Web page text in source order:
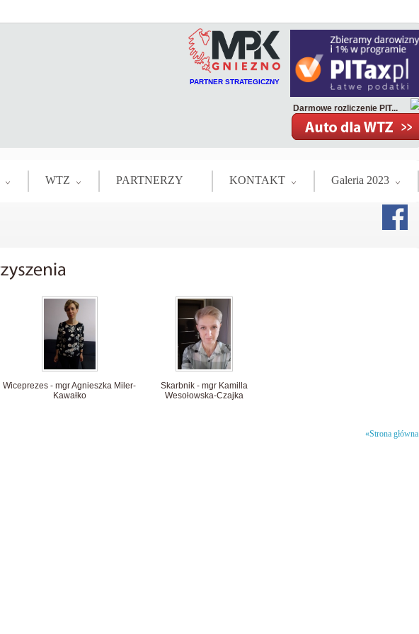
PARTNER STRATEGICZNY
Darmowe rozliczenie PIT...
WTZ PARTNERZY KONTAKT Galeria 2023
Wiceprezes - mgr Agnieszka Miler-
Kawałko
Skarbnik - mgr Kamilla
Wesołowska-Czajka
«Strona główna